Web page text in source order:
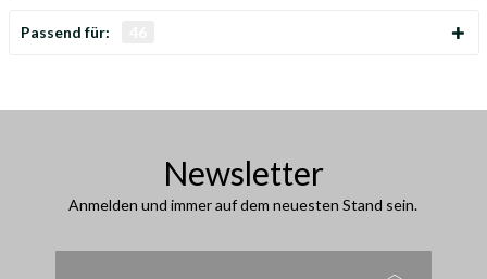
Passend für:
Newsletter
Anmelden und immer auf dem neuesten Stand sein.